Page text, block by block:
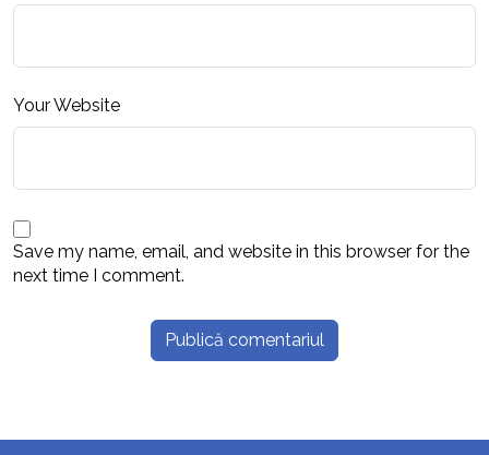
Your Website
Save my name, email, and website in this browser for the
next time I comment.